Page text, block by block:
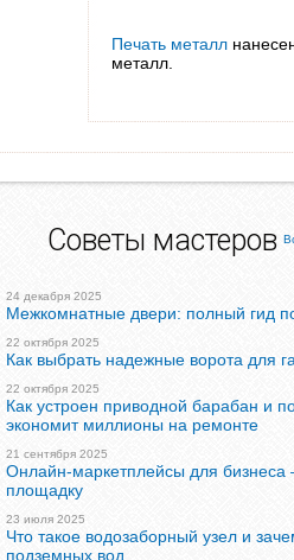
Печать металл
металл.
Советы мастеров
24 декабря 2025
Межкомнатные двери: полный гид
22 октября 2025
Как выбрать надежные ворота для
22 октября 2025
Как устроен приводной барабан и
экономит миллионы на ремонте
21 сентября 2025
Онлайн-маркетплейсы для бизнеса
площадку
23 июля 2025
Что такое водозаборный узел и
подземных вод